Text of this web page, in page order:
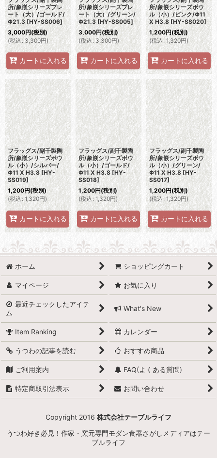
所/象嵌シリーズプレ
ート（大）/ゴールド/
Φ21.3 [HY-SS006]
3,000円(税別)
(税込: 3,300円)
カートに入れる
所/象嵌シリーズプレ
ート（大）/グリーン/
Φ21.3 [HY-SS005]
3,000円(税別)
(税込: 3,300円)
カートに入れる
所/象嵌シリーズボウ
ル（小）/ピンク/Φ11
X H3.8 [HY-SS020]
1,200円(税別)
(税込: 1,320円)
カートに入れる
フラッグス/副千製陶
所/象嵌シリーズボウ
ル（小）/シルバー/
Φ11 X H3.8 [HY-
SS019]
1,200円(税別)
(税込: 1,320円)
カートに入れる
フラッグス/副千製陶
所/象嵌シリーズボウ
ル（小）/ゴールド/
Φ11 X H3.8 [HY-
SS018]
1,200円(税別)
(税込: 1,320円)
カートに入れる
フラッグス/副千製陶
所/象嵌シリーズボウ
ル（小）/グリーン/
Φ11 X H3.8 [HY-
SS017]
1,200円(税別)
(税込: 1,320円)
カートに入れる
ホーム ショッピングカート
マイページ お気に入り
最近チェックしたアイテ
ム
What's New
Item Ranking カレンダー
うつわの記事を読む おすすめ商品
ご利用案内 FAQ(よくある質問)
特定商取引法表示 お問い合わせ
Copyright 2016 株式会社テーブルライフ
うつわ好き必見！作家・窯元専門モダン食器さがしメディアはテー
ブルライフ